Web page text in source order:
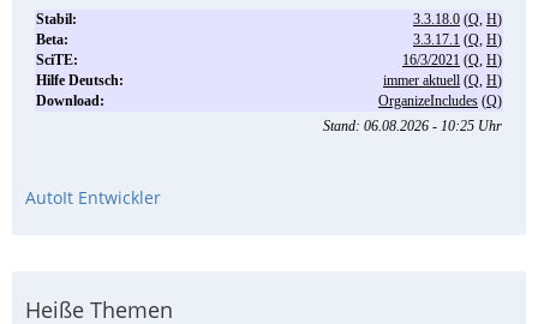
AutoIt Entwickler
Heiße Themen